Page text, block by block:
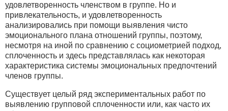
удовлетворенность членством в группе. Но и
привлекательность, и удовлетворенность
анализировались при помощи выявления чисто
эмоционального плана отношений группы, поэтому,
несмотря на иной по сравнению с социометрией подход,
сплоченность и здесь представлялась как некоторая
характеристика системы эмоциональных предпочтений
членов группы.
Существует целый ряд экспериментальных работ по
выявлению групповой сплоченности или, как часто их